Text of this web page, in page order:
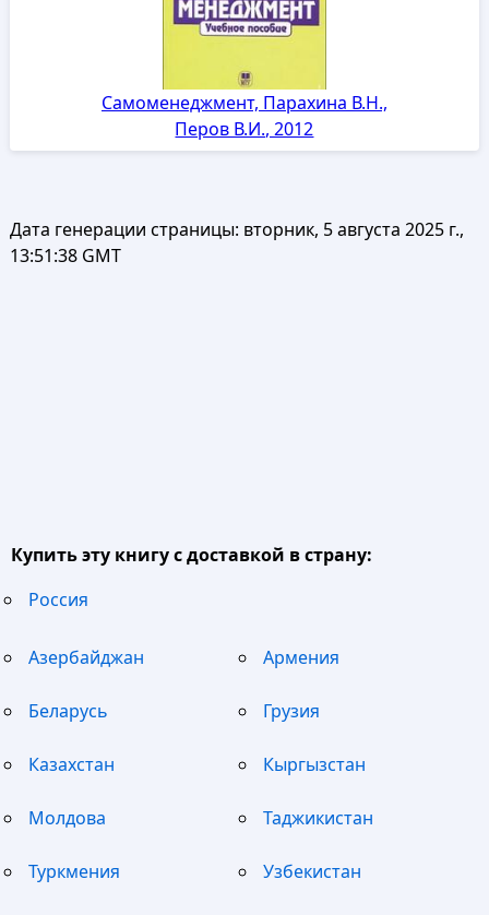
Самоменеджмент, Парахина В.Н.,
Перов В.И., 2012
Дата генерации страницы: вторник, 5 августа 2025 г.,
13:51:38 GMT
Купить эту книгу с доставкой в страну:
Россия
Азербайджан Армения
Беларусь Грузия
Казахстан Кыргызстан
Молдова Таджикистан
Туркмения Узбекистан